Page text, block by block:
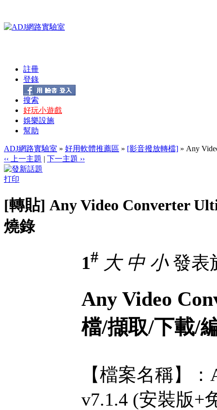
註冊
登錄
搜索
好玩小遊戲
娛樂設施
幫助
ADJ網路實驗室 » 好用軟體推薦區 » [影音撥放轉檔] » Any
‹‹ 上一主題 | 下一主題 ››
打印
[轉貼] Any Video Converter
燒錄
1# 大 中 小發表
Any Video
檔/擷取/下載/
【檔案名稱】
v7.1.4 (安裝版+